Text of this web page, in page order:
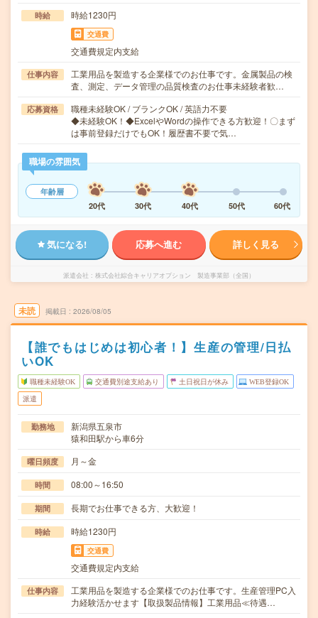
時給 時給1230円
交通費
交通費規定内支給
仕事内容
工業用品を製造する企業様でのお仕事です。金属製品の検
査、測定、データ管理の品質検査のお仕事未経験者歓…
応募資格
職種未経験OK / ブランクOK / 英語力不要
◆未経験OK！◆ExcelやWordの操作できる方歓迎！〇まず
は事前登録だけでもOK！履歴書不要で気…
職場の雰囲気
年齢層
20代
30代 40代 50代 60代
気になる! 応募へ進む 詳しく見る
派遣会社 株式会社綜合キャリアオプション 製造事業部（全国）
未読 掲載日 2026/08/05
【誰でもはじめは初心者！】生産の管理/日払
いOK
職種未経験OK 交通費別途支給あり 土日祝日が休み WEB登録OK
派遣
勤務地
新潟県五泉市
猿和田駅から車6分
曜日頻度 月～金
時間 08:00～16:50
期間 長期でお仕事できる方、大歓迎！
時給 時給1230円
交通費
交通費規定内支給
仕事内容
工業用品を製造する企業様でのお仕事です。生産管理PC入
力経験活かせます【取扱製品情報】工業用品≪待遇…